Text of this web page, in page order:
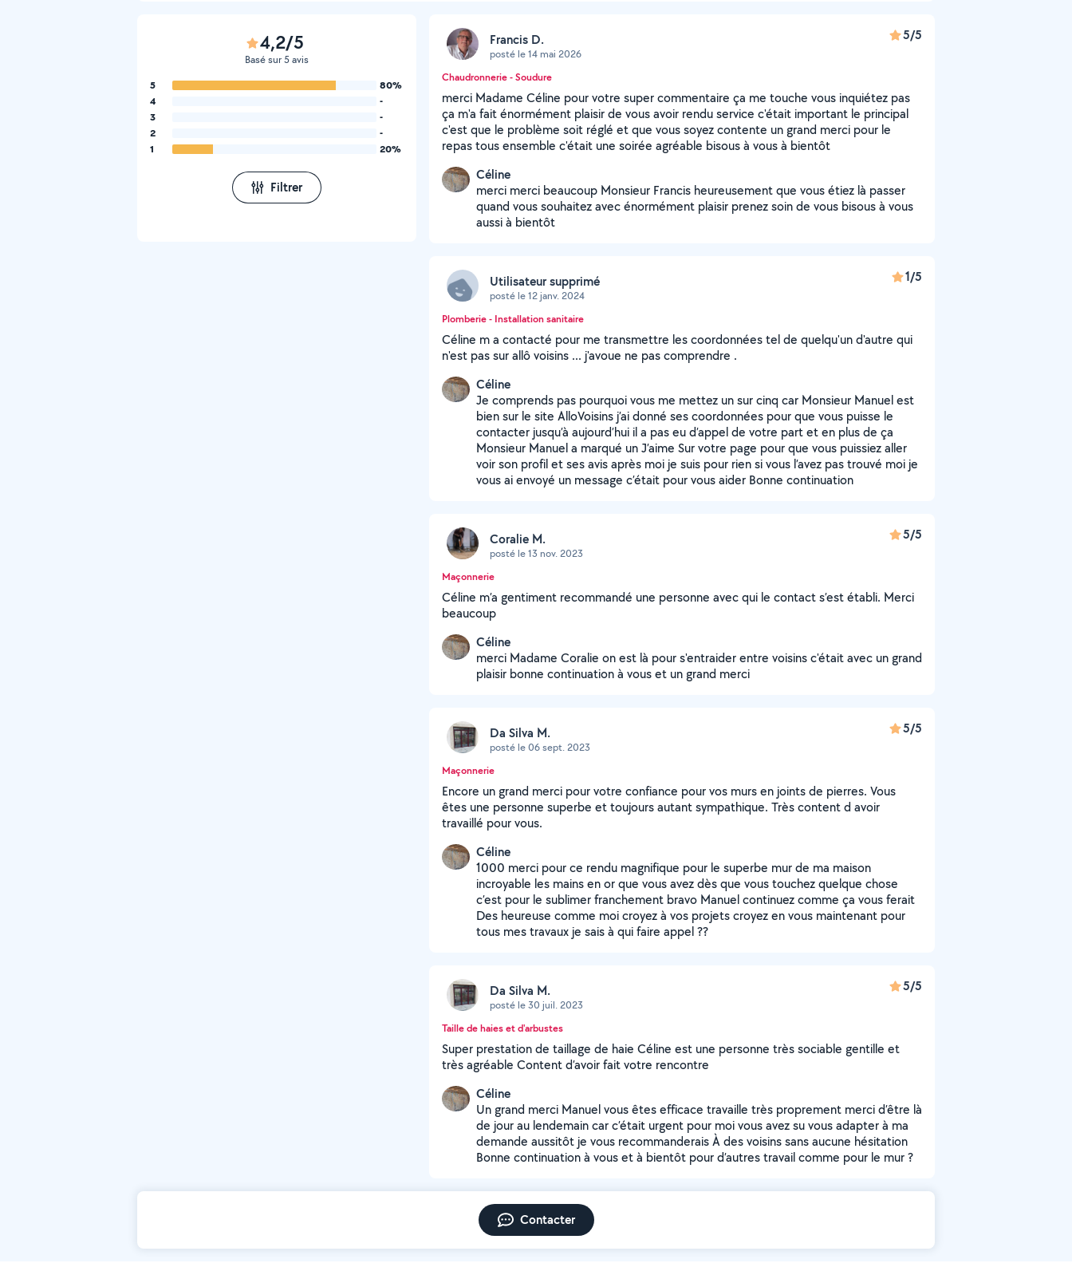
4,2/5
Basé sur 5 avis
5
80%
4
-
3
-
2
-
1
20%
Filtrer
Francis D.
posté le 14 mai 2026
5/5
Chaudronnerie - Soudure
merci Madame Céline pour votre super commentaire ça me touche vous inquiétez pas
ça m'a fait énormément plaisir de vous avoir rendu service c'était important le principal
c'est que le problème soit réglé et que vous soyez contente un grand merci pour le
repas tous ensemble c'était une soirée agréable bisous à vous à bientôt
Céline
merci merci beaucoup Monsieur Francis heureusement que vous étiez là passer
quand vous souhaitez avec énormément plaisir prenez soin de vous bisous à vous
aussi à bientôt
Utilisateur supprimé
posté le 12 janv. 2024
1/5
Plomberie - Installation sanitaire
Céline m a contacté pour me transmettre les coordonnées tel de quelqu'un d'autre qui
n'est pas sur allô voisins ... j'avoue ne pas comprendre .
Céline
Je comprends pas pourquoi vous me mettez un sur cinq car Monsieur Manuel est
bien sur le site AlloVoisins j’ai donné ses coordonnées pour que vous puisse le
contacter jusqu’à aujourd’hui il a pas eu d’appel de votre part et en plus de ça
Monsieur Manuel a marqué un J’aime Sur votre page pour que vous puissiez aller
voir son profil et ses avis après moi je suis pour rien si vous l’avez pas trouvé moi je
vous ai envoyé un message c’était pour vous aider Bonne continuation
Coralie M.
posté le 13 nov. 2023
5/5
Maçonnerie
Céline m’a gentiment recommandé une personne avec qui le contact s’est établi. Merci
beaucoup
Céline
merci Madame Coralie on est là pour s'entraider entre voisins c'était avec un grand
plaisir bonne continuation à vous et un grand merci
Da Silva M.
posté le 06 sept. 2023
5/5
Maçonnerie
Encore un grand merci pour votre confiance pour vos murs en joints de pierres. Vous
êtes une personne superbe et toujours autant sympathique. Très content d avoir
travaillé pour vous.
Céline
1000 merci pour ce rendu magnifique pour le superbe mur de ma maison
incroyable les mains en or que vous avez dès que vous touchez quelque chose
c’est pour le sublimer franchement bravo Manuel continuez comme ça vous ferait
Des heureuse comme moi croyez à vos projets croyez en vous maintenant pour
tous mes travaux je sais à qui faire appel ??
Da Silva M.
posté le 30 juil. 2023
5/5
Taille de haies et d'arbustes
Super prestation de taillage de haie Céline est une personne très sociable gentille et
très agréable Content d’avoir fait votre rencontre
Céline
Un grand merci Manuel vous êtes efficace travaille très proprement merci d’être là
de jour au lendemain car c’était urgent pour moi vous avez su vous adapter à ma
demande aussitôt je vous recommanderais À des voisins sans aucune hésitation
Bonne continuation à vous et à bientôt pour d’autres travail comme pour le mur ?
Contacter